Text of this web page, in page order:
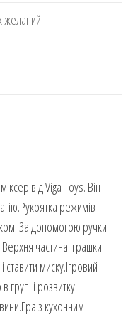
желаний
від Viga Toys. Він
режимів
За допомогою ручки
частина іграшки
ставити миску.Ігровий
групі і розвитку
з кухонним